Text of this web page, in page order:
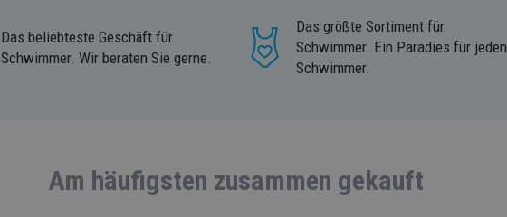
Das beliebteste Geschäft für
Schwimmer. Wir beraten Sie gerne.
Das größte Sortiment für
Schwimmer. Ein Paradies für jeden
Schwimmer.
Am häufigsten zusammen gekauft